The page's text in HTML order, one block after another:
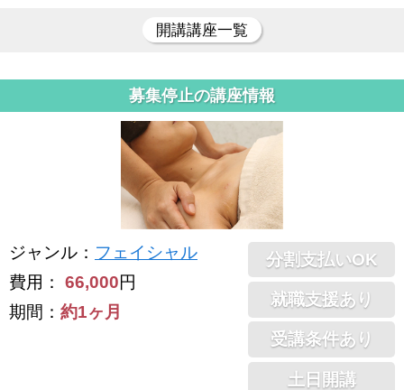
開講講座一覧
募集停止の講座情報
ジャンル ： フェイシャル
費用： 66,000円
期間： 約1ヶ月
分割支払いOK
就職支援あり
受講条件あり
土日開講